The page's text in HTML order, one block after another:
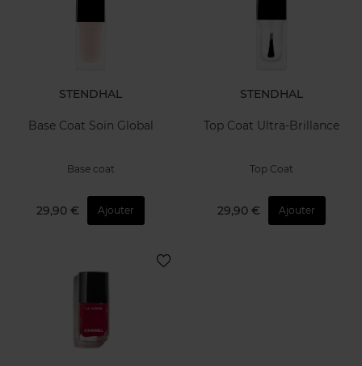
STENDHAL
Base Coat Soin Global
Base coat
29,90 € Ajouter
STENDHAL
Top Coat Ultra-Brillance
Top Coat
29,90 € Ajouter